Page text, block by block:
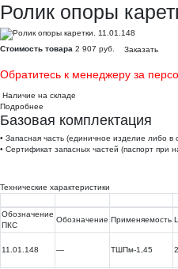
Ролик опоры
Стоимость товара 2 907 руб. Заказать
Обратитесь к менеджеру за
Наличие на складе
Подробнее
Базовая комплектация
• Запасная часть (единичное изделие либо в
• Сертификат запасных частей (паспорт при
Технические характеристики
Обозначение
ПКС
Обозначение Применяемость L
11.01.148 — ТШПм-1,45